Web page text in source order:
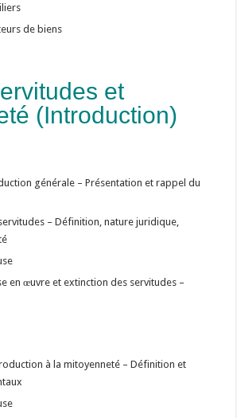
de biens
et
(Introduction)
générale – Présentation et rappel du
– Définition, nature juridique,
en œuvre et extinction des servitudes –
à la mitoyenneté – Définition et